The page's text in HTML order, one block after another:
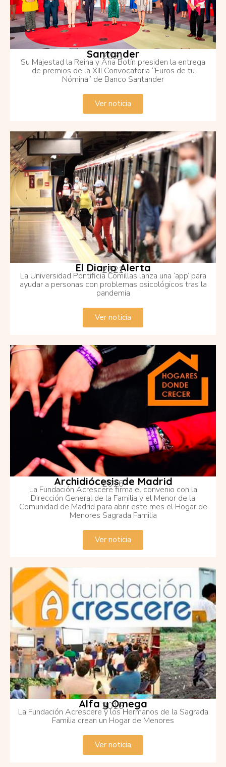
Santander
2021
Su Majestad la Reina y Ana Botín presiden la entrega
de premios de la XIII Convocatoria “Euros de tu
Nómina” de Banco Santander
Ver noticia
El Diario Alerta
2021
La Universidad Pontificia Comillas lanza una ‘app’ para
ayudar a personas con problemas psicológicos tras la
pandemia
Ver noticia
Archidiócesis de Madrid
2016
La Fundación Acrescere firma el convenio con la
Dirección General de la Familia y el Menor de la
Comunidad de Madrid para abrir este mes el Hogar de
Menores Sagrada Familia
Ver noticia
Alfa y Omega
2016
La Fundación Acrescere y los Hermanos de la Sagrada
Familia crean un Hogar de Menores
Ver noticia